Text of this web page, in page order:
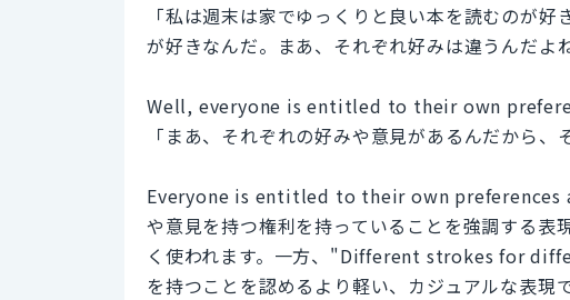
「私は週末は家でゆっくりと良い本を読むのが
が好きなんだ。まあ、それぞれ好みは違うんだよね
Well, everyone is entitled to their own
「まあ、それぞれの好みや意見があるんだから、
Everyone is entitled to their own preferences
や意見を持つ権利を持っていることを強調する表
く使われます。一方、"Different strokes for
を持つことを認めるより軽い、カジュアルな表現